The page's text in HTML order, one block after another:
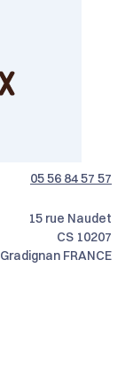
05 56 84 57 57
15 rue Naudet
CS 10207
Gradignan FRANCE